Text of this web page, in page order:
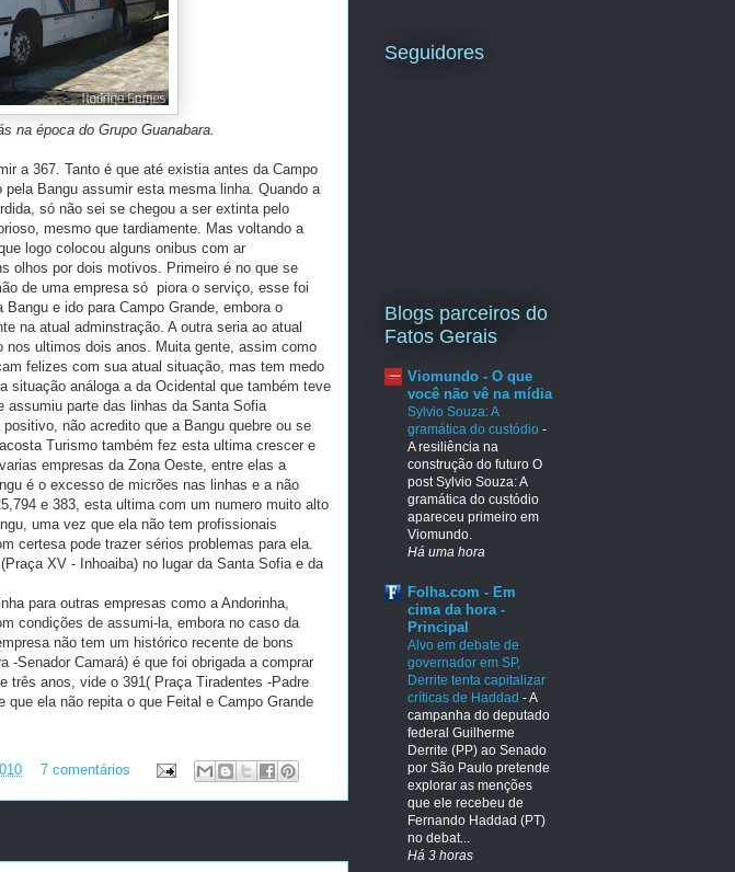
na época do Grupo Guanabara.
a 367. Tanto é que até existia antes da Campo
Bangu assumir esta mesma linha. Quando a
só não sei se chegou a ser extinta pelo
mesmo que tardiamente. Mas voltando a
logo colocou alguns onibus com ar
olhos por dois motivos. Primeiro é no que se
de uma empresa só piora o serviço, esse foi
e ido para Campo Grande, embora o
na atual adminstração. A outra seria ao atual
ultimos dois anos. Muita gente, assim como
felizes com sua atual situação, mas tem medo
situação análoga a da Ocidental que também teve
assumiu parte das linhas da Santa Sofia
não acredito que a Bangu quebre ou se
Turismo também fez esta ultima crescer e
empresas da Zona Oeste, entre elas a
é o excesso de micrões nas linhas e a não
e 383, esta ultima com um numero muito alto
uma vez que ela não tem profissionais
certesa pode trazer sérios problemas para ela.
XV - Inhoaiba) no lugar da Santa Sofia e da
para outras empresas como a Andorinha,
condições de assumi-la, embora no caso da
não tem um histórico recente de bons
-Senador Camará) é que foi obrigada a comprar
três anos, vide o 391( Praça Tiradentes -Padre
ela não repita o que Feital e Campo Grande
7 comentários
Seguidores
Blogs parceiros do
Fatos Gerais
Viomundo - O que
você não vê na mídia
Sylvio Souza: A
gramática do custódio -
A resiliência na
construção do futuro O
post Sylvio Souza: A
gramática do custódio
apareceu primeiro em
Viomundo.
Há uma hora
Folha.com - Em
cima da hora -
Principal
Alvo em debate de
governador em SP,
Derrite tenta capitalizar
críticas de Haddad -A
campanha do deputado
federal Guilherme
Derrite (PP) ao Senado
por São Paulo pretende
explorar as menções
que ele recebeu de
Fernando Haddad (PT)
no debat...
Há 3 horas